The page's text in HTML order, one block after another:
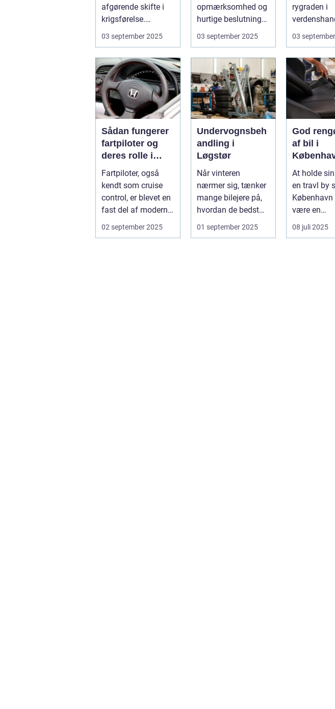
afgørende skifte i
krigsførelse.
Industrialiser...
03 september 2025
opmærksomhed og
hurtige beslutninger.
Små fejl kan hu...
03 september 2025
rygraden i
Uanset om
dagligvarer
03
Sådan fungerer
fartpiloter og
deres rolle i
sikkerhed
Fartpiloter, også
kendt som cruise
control, er blevet en
fast del af moderne
biler. Systemet g...
02 september 2025
Undervognsbeh
andling i
Løgstør
Når vinteren
nærmer sig, tænker
mange bilejere på,
hvordan de bedst
kan besk...
01 september 2025
God
af bil i
At holde
en travl by
København
være en
udfordrende
opgave.
08 juli 2025